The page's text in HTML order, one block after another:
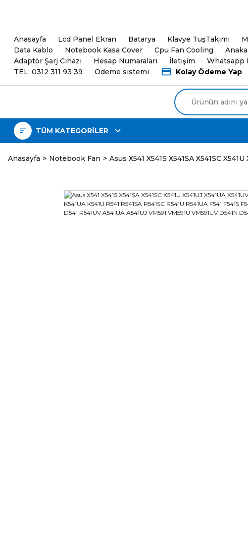
Anasayfa Lcd Panel Ekran Batarya Klavye TuşTakımı
Data Kablo
Notebook Kasa Cover Cpu Fan Cooling
Adaptör Şarj Cihazı
Hesap Numaraları İletişim
Whatsapp
TEL: 0312 311 93 39
Ödeme sistemi Kolay Ödeme Yap
TÜM KATEGORİLER
Anasayfa Notebook Fan Asus X541 X541S X541SA X541SC